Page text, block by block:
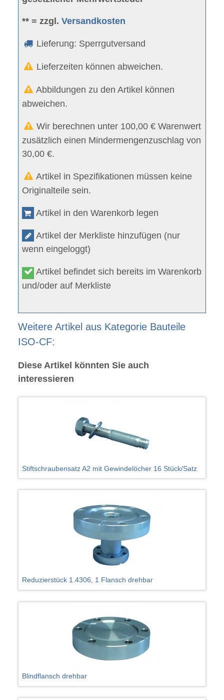
** = zzgl.Versandkosten
Lieferung: Sperrgutversand
Lieferzeiten können abweichen.
Abbildungen zu den Artikel können
abweichen.
Wir berechnen unter 100,00 € Warenwert
zusätzlich einen Mindermengenzuschlag von
30,00 €.
Artikel in Spezifikationen müssen keine
Originalteile sein.
Artikel in den Warenkorb legen
Artikel der Merkliste hinzufügen (nur
wenn eingeloggt)
Artikel befindet sich bereits im Warenkorb
und/oder auf Merkliste
Weitere Artikel aus Kategorie Bauteile
ISO-CF:
Diese Artikel könnten Sie auch
interessieren
Stiftschraubensatz A2 mit Gewindelöcher 16 Stück/Satz
Reduzierstück 1.4306, 1 Flansch drehbar
Blindflansch drehbar